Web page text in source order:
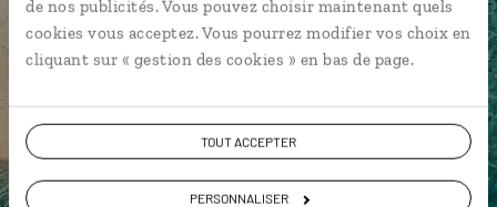
de nos publicités. Vous pouvez choisir maintenant quels
cookies vous acceptez. Vous pourrez modifier vos choix en
cliquant sur « gestion des cookies » en bas de page.
TOUT ACCEPTER
PERSONNALISER